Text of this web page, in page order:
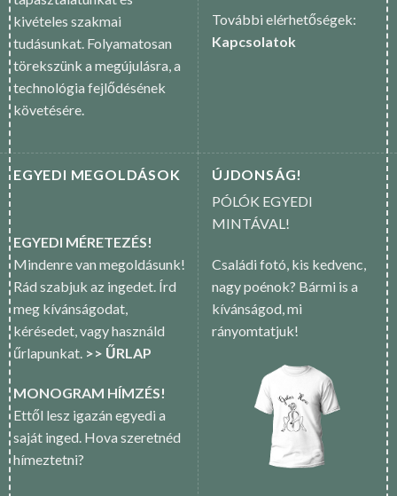
kivételes szakmai
tudásunkat. Folyamatosan
törekszünk a megújulásra, a
technológia fejlődésének
követésére.
További elérhetőségek:
Kapcsolatok
EGYEDI MEGOLDÁSOK
EGYEDI MÉRETEZÉS!
Mindenre van megoldásunk!
Rád szabjuk az ingedet. Írd
meg kívánságodat,
kérésedet, vagy használd
űrlapunkat. >> ŰRLAP
MONOGRAM HÍMZÉS!
Ettől lesz igazán egyedi a
saját inged. Hova szeretnéd
hímeztetni?
ÚJDONSÁG!
PÓLÓK EGYEDI
MINTÁVAL!
Családi fotó, kis kedvenc,
nagy poénok? Bármi is a
kívánságod, mi
rányomtatjuk!